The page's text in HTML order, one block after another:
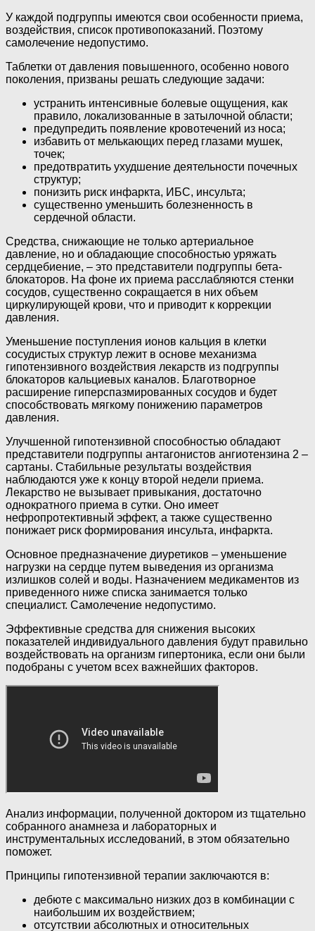
У каждой подгруппы имеются свои особенности приема,
воздействия, список противопоказаний. Поэтому
самолечение недопустимо.
Таблетки от давления повышенного, особенно нового
поколения, призваны решать следующие задачи:
устранить интенсивные болевые ощущения, как
правило, локализованные в затылочной области;
предупредить появление кровотечений из носа;
избавить от мелькающих перед глазами мушек,
точек;
предотвратить ухудшение деятельности почечных
структур;
понизить риск инфаркта, ИБС, инсульта;
существенно уменьшить болезненность в
сердечной области.
Средства, снижающие не только артериальное
давление, но и обладающие способностью уряжать
сердцебиение, – это представители подгруппы бета-
блокаторов. На фоне их приема расслабляются стенки
сосудов, существенно сокращается в них объем
циркулирующей крови, что и приводит к коррекции
давления.
Уменьшение поступления ионов кальция в клетки
сосудистых структур лежит в основе механизма
гипотензивного воздействия лекарств из подгруппы
блокаторов кальциевых каналов. Благотворное
расширение гиперспазмированных сосудов и будет
способствовать мягкому понижению параметров
давления.
Улучшенной гипотензивной способностью обладают
представители подгруппы антагонистов ангиотензина 2 –
сартаны. Стабильные результаты воздействия
наблюдаются уже к концу второй недели приема.
Лекарство не вызывает привыкания, достаточно
однократного приема в сутки. Оно имеет
нефропротективный эффект, а также существенно
понижает риск формирования инсульта, инфаркта.
Основное предназначение диуретиков – уменьшение
нагрузки на сердце путем выведения из организма
излишков солей и воды. Назначением медикаментов из
приведенного ниже списка занимается только
специалист. Самолечение недопустимо.
Эффективные средства для снижения высоких
показателей индивидуального давления будут правильно
воздействовать на организм гипертоника, если они были
подобраны с учетом всех важнейших факторов.
Анализ информации, полученной доктором из тщательно
собранного анамнеза и лабораторных и
инструментальных исследований, в этом обязательно
поможет.
Принципы гипотензивной терапии заключаются в:
дебюте с максимально низких доз в комбинации с
наибольшим их воздействием;
отсутствии абсолютных и относительных